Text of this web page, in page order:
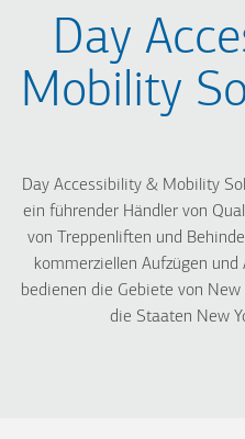
Day
Mobility
Day Accessibility & Mobility
ein führender Händler von
von Treppenliften und
kommerziellen Aufzügen
bedienen die Gebiete von New
die Staaten New